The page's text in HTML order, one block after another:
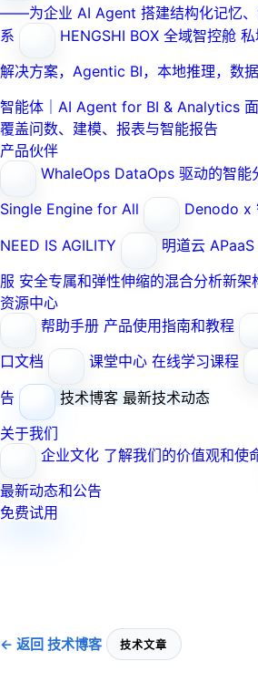
——为企业 AI Agent 搭建结构化记忆、
系
HENGSHI BOX 全域智控舱
解决方案，Agentic BI，本地推理，数
智能体｜AI Agent for BI & Analytics
覆盖问数、建模、报表与智能报告
产品伙伴
WhaleOps DataOps 驱动的智能
Single Engine for All
Denodo x
NEED IS AGILITY
明道云
服 安全专属和弹性伸缩的混合分析新架
资源中心
帮助手册 产品使用指南和教程
口文档
课堂中心 在线学习课程
告
技术博客 最新技术动态
关于我们
企业文化 了解我们的价值观和使
最新动态和公告
免费试用
← 返回 技术博客 技术文章